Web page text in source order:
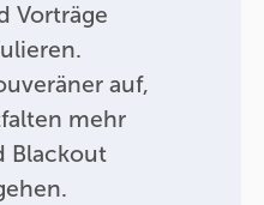
Vorträge
auf,
mehr
Blackout